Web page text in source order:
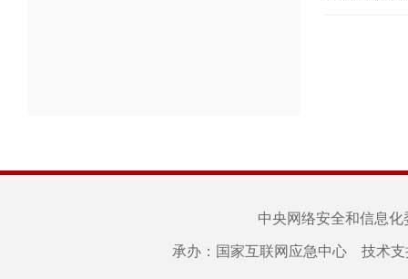
中央网络安全和信息
承办：国家互联网应急中心 技术